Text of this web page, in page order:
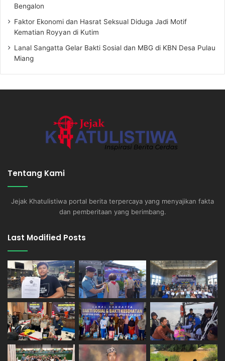
Bengalon
Faktor Ekonomi dan Hasrat Seksual Diduga Jadi Motif
Kematian Royyan di Kutim
Lanal Sangatta Gelar Bakti Sosial dan MBG di KBN Desa Pulau
Miang
Tentang Kami
Jejak Khatulistiwa portal berita terpercaya yang menyajikan fakta
dan pemberitaan yang berimbang.
Last Modified Posts